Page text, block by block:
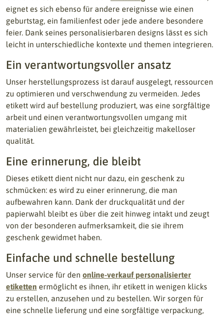
eignet es sich ebenso für andere ereignisse wie einen
geburtstag, ein familienfest oder jede andere besondere
feier. Dank seines personalisierbaren designs lässt es sich
leicht in unterschiedliche kontexte und themen integrieren.
Ein verantwortungsvoller ansatz
Unser herstellungsprozess ist darauf ausgelegt, ressourcen
zu optimieren und verschwendung zu vermeiden. Jedes
etikett wird auf bestellung produziert, was eine sorgfältige
arbeit und einen verantwortungsvollen umgang mit
materialien gewährleistet, bei gleichzeitig makelloser
qualität.
Eine erinnerung, die bleibt
Dieses etikett dient nicht nur dazu, ein geschenk zu
schmücken: es wird zu einer erinnerung, die man
aufbewahren kann. Dank der druckqualität und der
papierwahl bleibt es über die zeit hinweg intakt und zeugt
von der besonderen aufmerksamkeit, die sie ihrem
geschenk gewidmet haben.
Einfache und schnelle bestellung
Unser service für den online-verkauf personalisierter
etiketten ermöglicht es ihnen, ihr etikett in wenigen klicks
zu erstellen, anzusehen und zu bestellen. Wir sorgen für
eine schnelle lieferung und eine sorgfältige verpackung,